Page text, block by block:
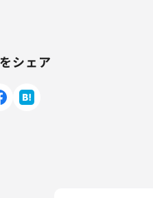
シェア